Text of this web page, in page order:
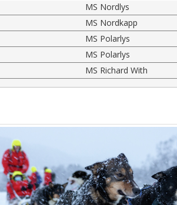
MS Nordlys
MS Nordkapp
MS Polarlys
MS Polarlys
MS Richard With